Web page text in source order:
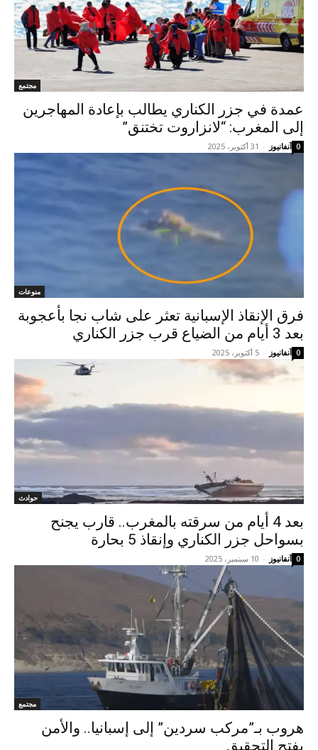
مجتمع
عمدة في جزر الكناري يطالب بإعادة المهاجرين
إلى المغرب: “لانزاروت تختنق”
آنفانيوز - 31 أكتوبر، 2025 0
منوعات
فرق الإنقاذ الإسبانية تعثر على شاب نجا بأعجوبة
بعد 3 أيام من الضياع قرب جزر الكناري
آنفانيوز - 5 أكتوبر، 2025 0
حوادث
بعد 4 أيام من سرقته بالمغرب.. قارب يجنح
بسواحل جزر الكناري وإنقاذ 5 بحارة
آنفانيوز - 10 سبتمبر، 2025 0
مجتمع
هروب بـ”مركب سردين” إلى إسبانيا.. والأمن
يفتح التحقيق